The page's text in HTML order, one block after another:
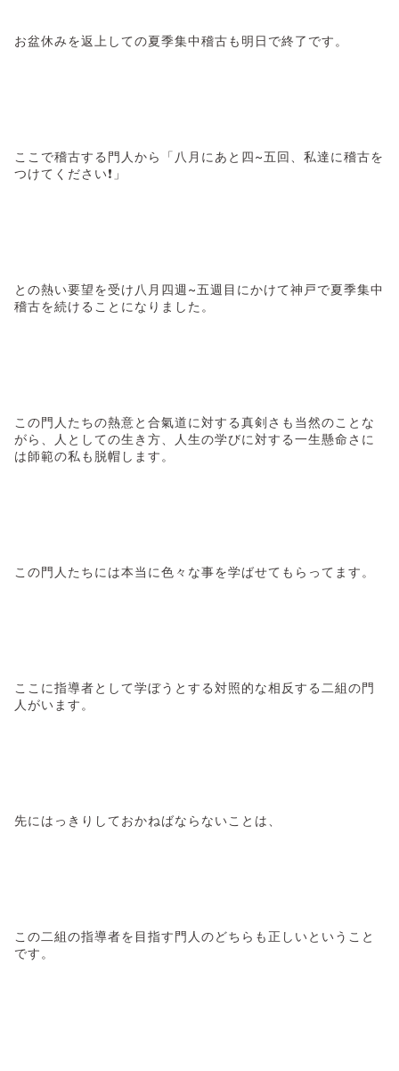
お盆休みを返上しての夏季集中稽古も明日で終了です。
ここで稽古する門人から「八月にあと四~五回、私達に稽古を
つけてください❗」
との熱い要望を受け八月四週~五週目にかけて神戸で夏季集中
稽古を続けることになりました。
この門人たちの熱意と合氣道に対する真剣さも当然のことな
がら、人としての生き方、人生の学びに対する一生懸命さに
は師範の私も脱帽します。
この門人たちには本当に色々な事を学ばせてもらってます。
ここに指導者として学ぼうとする対照的な相反する二組の門
人がいます。
先にはっきりしておかねばならないことは、
この二組の指導者を目指す門人のどちらも正しいということ
です。